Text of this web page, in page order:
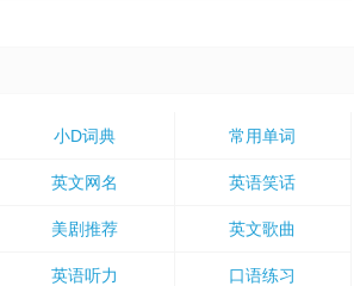
小D词典 常用单词
英文网名 英语笑话
美剧推荐 英文歌曲
英语听力 口语练习